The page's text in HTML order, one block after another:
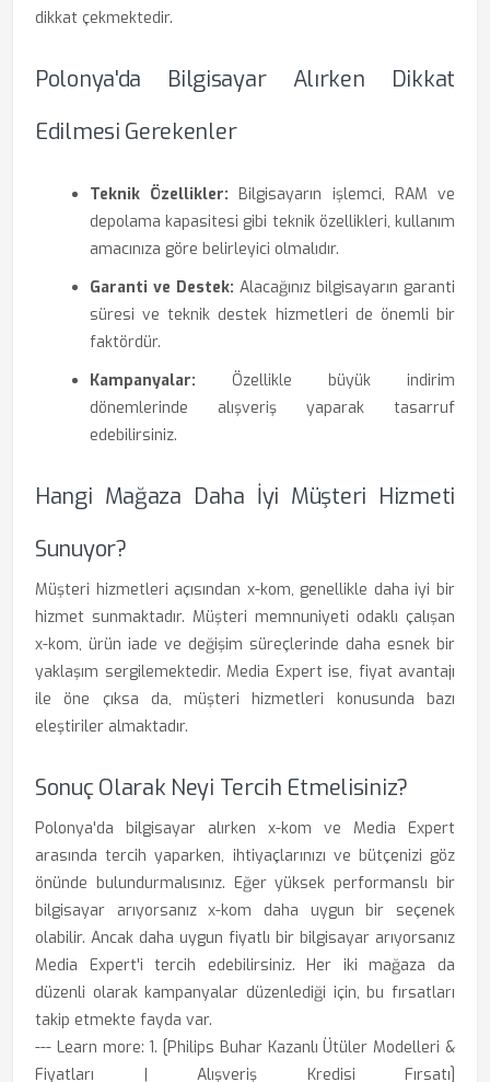
dikkat çekmektedir.
Polonya'da Bilgisayar Alırken Dikkat
Edilmesi Gerekenler
Teknik Özellikler: Bilgisayarın işlemci, RAM ve
depolama kapasitesi gibi teknik özellikleri, kullanım
amacınıza göre belirleyici olmalıdır.
Garanti ve Destek: Alacağınız bilgisayarın garanti
süresi ve teknik destek hizmetleri de önemli bir
faktördür.
Kampanyalar: Özellikle büyük indirim
dönemlerinde alışveriş yaparak tasarruf
edebilirsiniz.
Hangi Mağaza Daha İyi Müşteri Hizmeti
Sunuyor?
Müşteri hizmetleri açısından x-kom, genellikle daha iyi bir
hizmet sunmaktadır. Müşteri memnuniyeti odaklı çalışan
x-kom, ürün iade ve değişim süreçlerinde daha esnek bir
yaklaşım sergilemektedir. Media Expert ise, fiyat avantajı
ile öne çıksa da, müşteri hizmetleri konusunda bazı
eleştiriler almaktadır.
Sonuç Olarak Neyi Tercih Etmelisiniz?
Polonya'da bilgisayar alırken x-kom ve Media Expert
arasında tercih yaparken, ihtiyaçlarınızı ve bütçenizi göz
önünde bulundurmalısınız. Eğer yüksek performanslı bir
bilgisayar arıyorsanız x-kom daha uygun bir seçenek
olabilir. Ancak daha uygun fiyatlı bir bilgisayar arıyorsanız
Media Expert'i tercih edebilirsiniz. Her iki mağaza da
düzenli olarak kampanyalar düzenlediği için, bu fırsatları
takip etmekte fayda var.
--- Learn more: 1. [Philips Buhar Kazanlı Ütüler Modelleri &
Fiyatları | Alışveriş Kredisi Fırsatı]